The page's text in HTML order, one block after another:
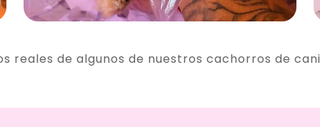
reales de algunos de nuestros cachorros de